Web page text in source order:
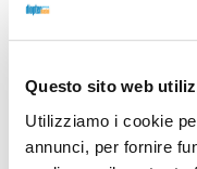
Questo sito web
Utilizziamo i cookie
annunci, per fornire
nostro negozio
da OTTICA